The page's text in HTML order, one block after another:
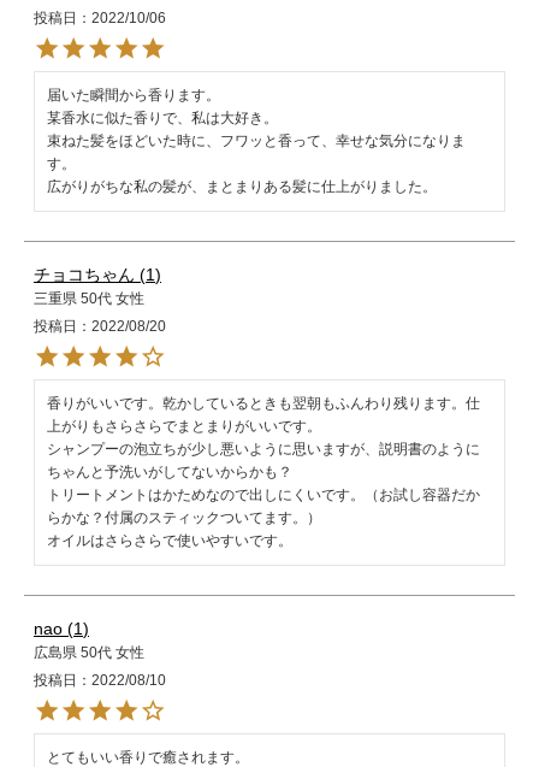
投稿日
2022/10/06
届いた瞬間から香ります。
某香水に似た香りで、私は大好き。
束ねた髪をほどいた時に、フワッと香って、幸せな気分になりま
す。
広がりがちな私の髪が、まとまりある髪に仕上がりました。
チョコちゃん 1
三重県 50代 女性
投稿日
2022/08/20
香りがいいです。乾かしているときも翌朝もふんわり残ります。仕
上がりもさらさらでまとまりがいいです。
シャンプーの泡立ちが少し悪いように思いますが、説明書のように
ちゃんと予洗いがしてないからかも？
トリートメントはかためなので出しにくいです。（お試し容器だか
らかな？付属のスティックついてます。）
オイルはさらさらで使いやすいです。
nao 1
広島県 50代 女性
投稿日
2022/08/10
とてもいい香りで癒されます。